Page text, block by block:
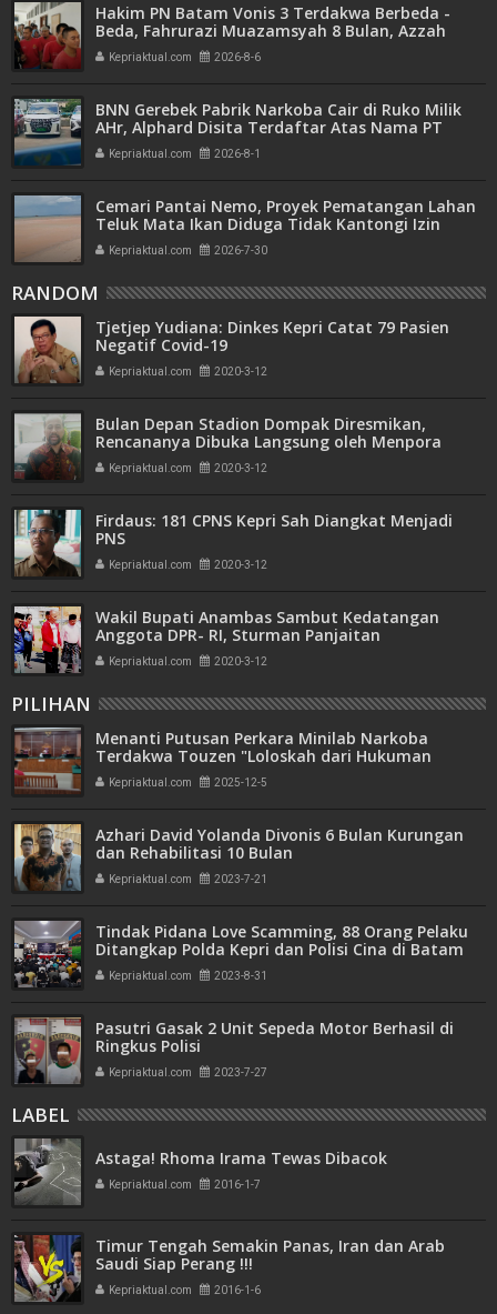
Hakim PN Batam Vonis 3 Terdakwa Berbeda -
Beda, Fahrurazi Muazamsyah 8 Bulan, Azzah
Azzurah dan Risma Divonis 2 Tahun 6 Bulan
Kepriaktual.com 2026-8-6
BNN Gerebek Pabrik Narkoba Cair di Ruko Milik
AHr, Alphard Disita Terdaftar Atas Nama PT
Mitra Usaha Properti
Kepriaktual.com 2026-8-1
Cemari Pantai Nemo, Proyek Pematangan Lahan
Teluk Mata Ikan Diduga Tidak Kantongi Izin
Amdal
Kepriaktual.com 2026-7-30
RANDOM
Tjetjep Yudiana: Dinkes Kepri Catat 79 Pasien
Negatif Covid-19
Kepriaktual.com 2020-3-12
Bulan Depan Stadion Dompak Diresmikan,
Rencananya Dibuka Langsung oleh Menpora
Kepriaktual.com 2020-3-12
Firdaus: 181 CPNS Kepri Sah Diangkat Menjadi
PNS
Kepriaktual.com 2020-3-12
Wakil Bupati Anambas Sambut Kedatangan
Anggota DPR- RI, Sturman Panjaitan
Kepriaktual.com 2020-3-12
PILIHAN
Menanti Putusan Perkara Minilab Narkoba
Terdakwa Touzen "Loloskah dari Hukuman
Seumur Hidup atau Mati"
Kepriaktual.com 2025-12-5
Azhari David Yolanda Divonis 6 Bulan Kurungan
dan Rehabilitasi 10 Bulan
Kepriaktual.com 2023-7-21
Tindak Pidana Love Scamming, 88 Orang Pelaku
Ditangkap Polda Kepri dan Polisi Cina di Batam
Kepriaktual.com 2023-8-31
Pasutri Gasak 2 Unit Sepeda Motor Berhasil di
Ringkus Polisi
Kepriaktual.com 2023-7-27
LABEL
Astaga! Rhoma Irama Tewas Dibacok
Kepriaktual.com 2016-1-7
Timur Tengah Semakin Panas, Iran dan Arab
Saudi Siap Perang !!!
Kepriaktual.com 2016-1-6